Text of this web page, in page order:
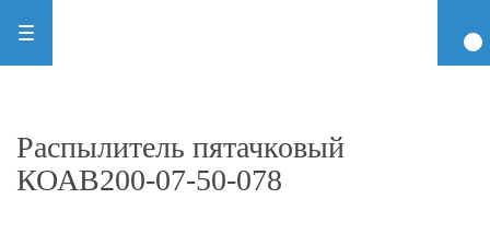
Распылитель пятачковый
КОАВ200-07-50-078